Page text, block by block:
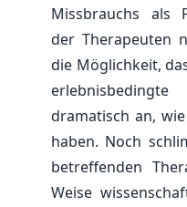
Missbrauchs als
der Therapeuten
die Möglichkeit,
dramatisch an,
haben. Noch
betreffenden
Weise